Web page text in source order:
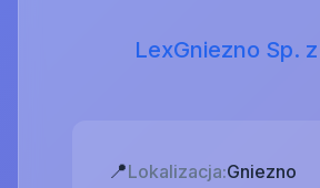
LexGniezno Sp.
📍Lokalizacja:Gniezno